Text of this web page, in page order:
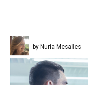
by Nuria Mesalles